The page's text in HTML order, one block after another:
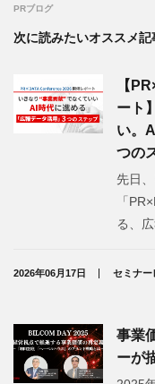
PRブログ
次に読みたいオススメ記
【
ート
い。
つの
先日
「
る、広
2026年06月17日 セミナー
事業
ーが